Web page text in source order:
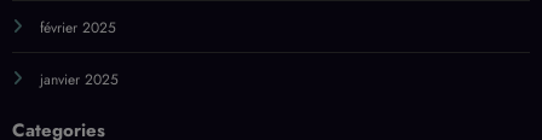
Avancées Récentes
Calcul des Coûts
Cas Commerciaux